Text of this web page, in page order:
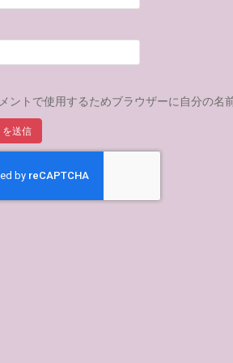
ントで使用するためブラウザーに自分の名